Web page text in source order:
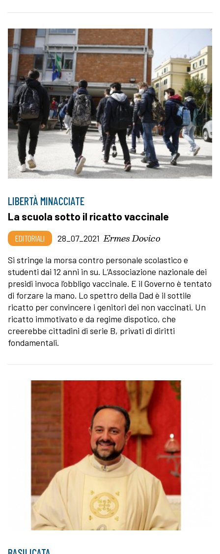
LIBERTÀ MINACCIATE
La scuola sotto il ricatto vaccinale
EDITORIALI 28_07_2021 Ermes Dovico
Si stringe la morsa contro personale scolastico e
studenti dai 12 anni in su. L’Associazione nazionale dei
presidi invoca l’obbligo vaccinale. E il Governo è tentato
di forzare la mano. Lo spettro della Dad è il sottile
ricatto per convincere i genitori dei non vaccinati. Un
ricatto immotivato e da regime dispotico, che
creerebbe cittadini di serie B, privati di diritti
fondamentali.